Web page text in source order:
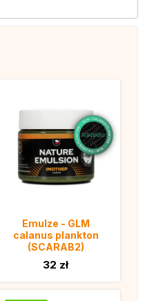
Emulze - GLM
calanus plankton
(SCARAB2)
32 zł